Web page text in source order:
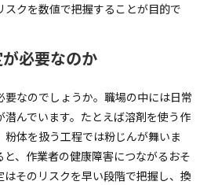
スクを数値で把握することが目的で
必要なのか
なのでしょうか。職場の中には日常
んでいます。たとえば溶剤を使う作
体を扱う工程では粉じんが舞いま
、作業者の健康障害につながるおそ
そのリスクを早い段階で把握し、換